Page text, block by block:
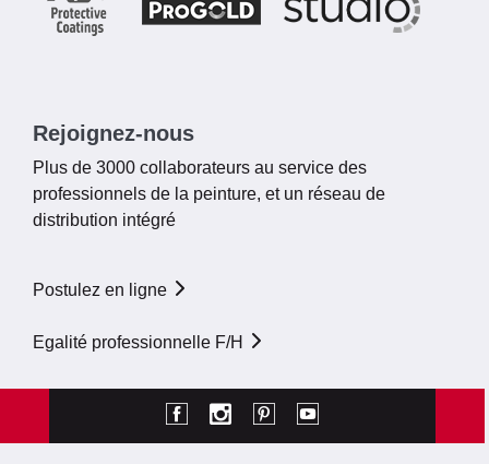
Rejoignez-nous
Plus de 3000 collaborateurs au service des
professionnels de la peinture, et un réseau de
distribution intégré
Postulez en ligne
Egalité professionnelle F/H